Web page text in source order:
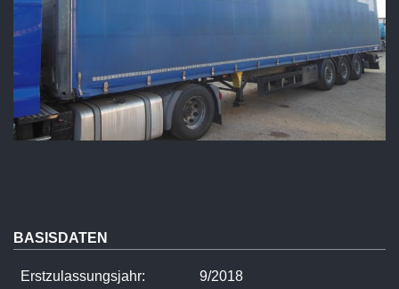
BASISDATEN
Erstzulassungsjahr: 9/2018